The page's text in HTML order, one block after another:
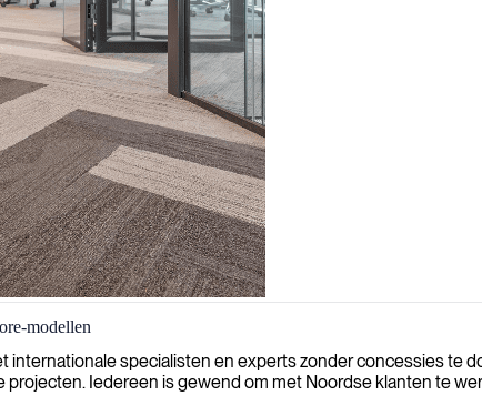
internationale specialisten en experts zonder concessies te
projecten. Iedereen is gewend om met Noordse klanten te